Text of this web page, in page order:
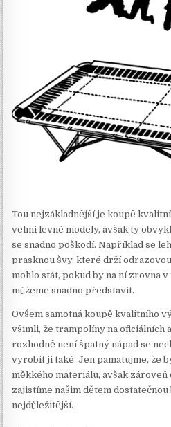
Tou nejzákladnější je koupě
velmi levné modely, avšak ty
se snadno poškodí. Například se
prasknou švy, které drží
mohlo stát, pokud by na ní zrovna
můžeme snadno představit.
Ovšem samotná koupě kvalitního
všimli, že trampolíny na oficiálních
rozhodně není špatný nápad se
vyrobit ji také. Jen pamatujme, že
měkkého materiálu, avšak zároveň
zajistíme našim dětem dostatečnou
nejdůležitější.